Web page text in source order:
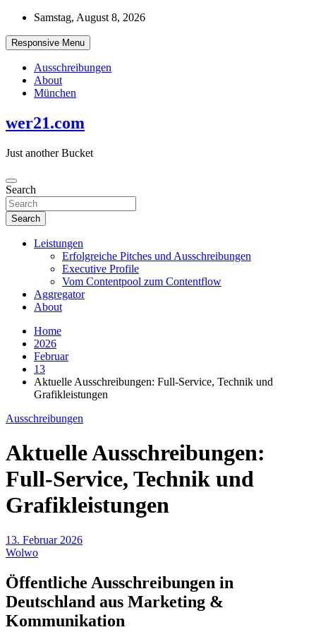
Skip
content
Samstag, August 8, 2026
Responsive Menu
Ausschreibungen
About
München
wer21.com
Just another Bucket
Search
Search
Leistungen
Erfolgreiche Pitches und Ausschreibungen
Executive Profile
Vom Contentpool zum Contentflow
Aggregator
About
Home
2026
Februar
13
Aktuelle Ausschreibungen: Full-Service, Technik und
Grafikleistungen
Ausschreibungen
Aktuelle Ausschreibungen:
Full-Service, Technik und
Grafikleistungen
13. Februar 2026
Wolwo
Öffentliche Ausschreibungen in
Deutschland aus Marketing &
Kommunikation